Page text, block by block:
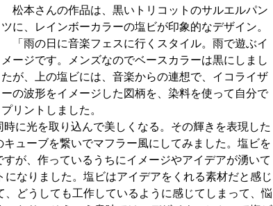
松本さんの作品は、黒いトリコットのサルエルパン
ツに、レインボーカラーの塩ビが印象的なデザイン。
「雨の日に音楽フェスに行くスタイル。雨で遊ぶイ
メージです。メンズなのでベースカラーは黒にしまし
たが、上の塩ビには、音楽からの連想で、イコライザ
ーの波形をイメージした図柄を、染料を使って自分で
プリントしました。
に光を取り込んで美しくなる。その輝きを表現した
キューブを繋いでマフラー風にしてみました。塩ビを
が、作っているうちにイメージやアイデアが湧いて
なりました。塩ビはアイデアをくれる素材だと感じ
どうしても工作しているように感じてしまって、悩